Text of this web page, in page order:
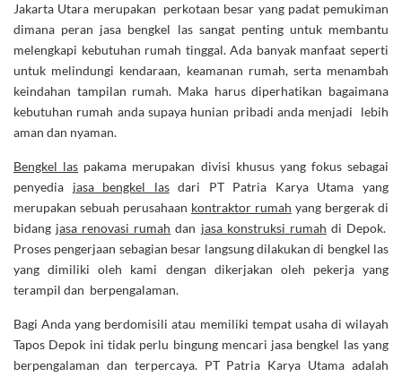
Jakarta Utara merupakan perkotaan besar yang padat pemukiman
dimana peran jasa bengkel las sangat penting untuk membantu
melengkapi kebutuhan rumah tinggal. Ada banyak manfaat seperti
untuk melindungi kendaraan, keamanan rumah, serta menambah
keindahan tampilan rumah. Maka harus diperhatikan bagaimana
kebutuhan rumah anda supaya hunian pribadi anda menjadi lebih
aman dan nyaman.
Bengkel las pakama merupakan divisi khusus yang fokus sebagai
penyedia jasa bengkel lasdari PT Patria Karya Utama yang
merupakan sebuah perusahaan kontraktor rumah yang bergerak di
bidang jasa renovasi rumah dan jasa konstruksi rumah di Depok.
Proses pengerjaan sebagian besar langsung dilakukan di bengkel las
yang dimiliki oleh kami dengan dikerjakan oleh pekerja yang
terampil dan berpengalaman.
Bagi Anda yang berdomisili atau memiliki tempat usaha di wilayah
Tapos Depok ini tidak perlu bingung mencari jasa bengkel las yang
berpengalaman dan terpercaya. PT Patria Karya Utama adalah